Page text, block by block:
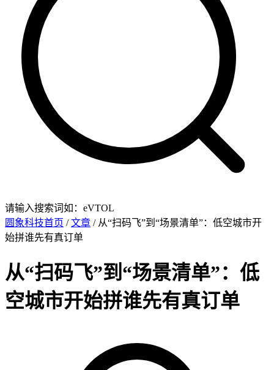
请输入搜索词如：eVTOL
圆象科技首页 /文章 / 从“扫码飞”到“场景清单”：低空城市开
始拼谁先有真订单
从“扫码飞”到“场景清单”：低
空城市开始拼谁先有真订单